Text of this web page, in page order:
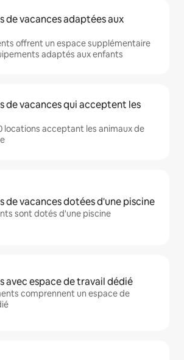
de vacances adaptées aux
offrent un espace supplémentaire
adaptés aux enfants
de vacances qui acceptent les
locations acceptant les animaux de
de vacances dotées d'une piscine
sont dotés d'une piscine
avec espace de travail dédié
comprennent un espace de